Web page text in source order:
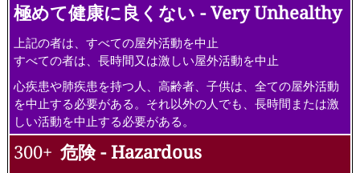
極めて健康に良くない - Very Unhealthy
上記の者は、すべての屋外活動を中止
すべての者は、長時間又は激しい屋外活動を中止
心疾患や肺疾患を持つ人、高齢者、子供は、全ての屋外活動
を中止する必要がある。それ以外の人でも、長時間または激
しい活動を中止する必要がある。
300+ 危険 - Hazardous